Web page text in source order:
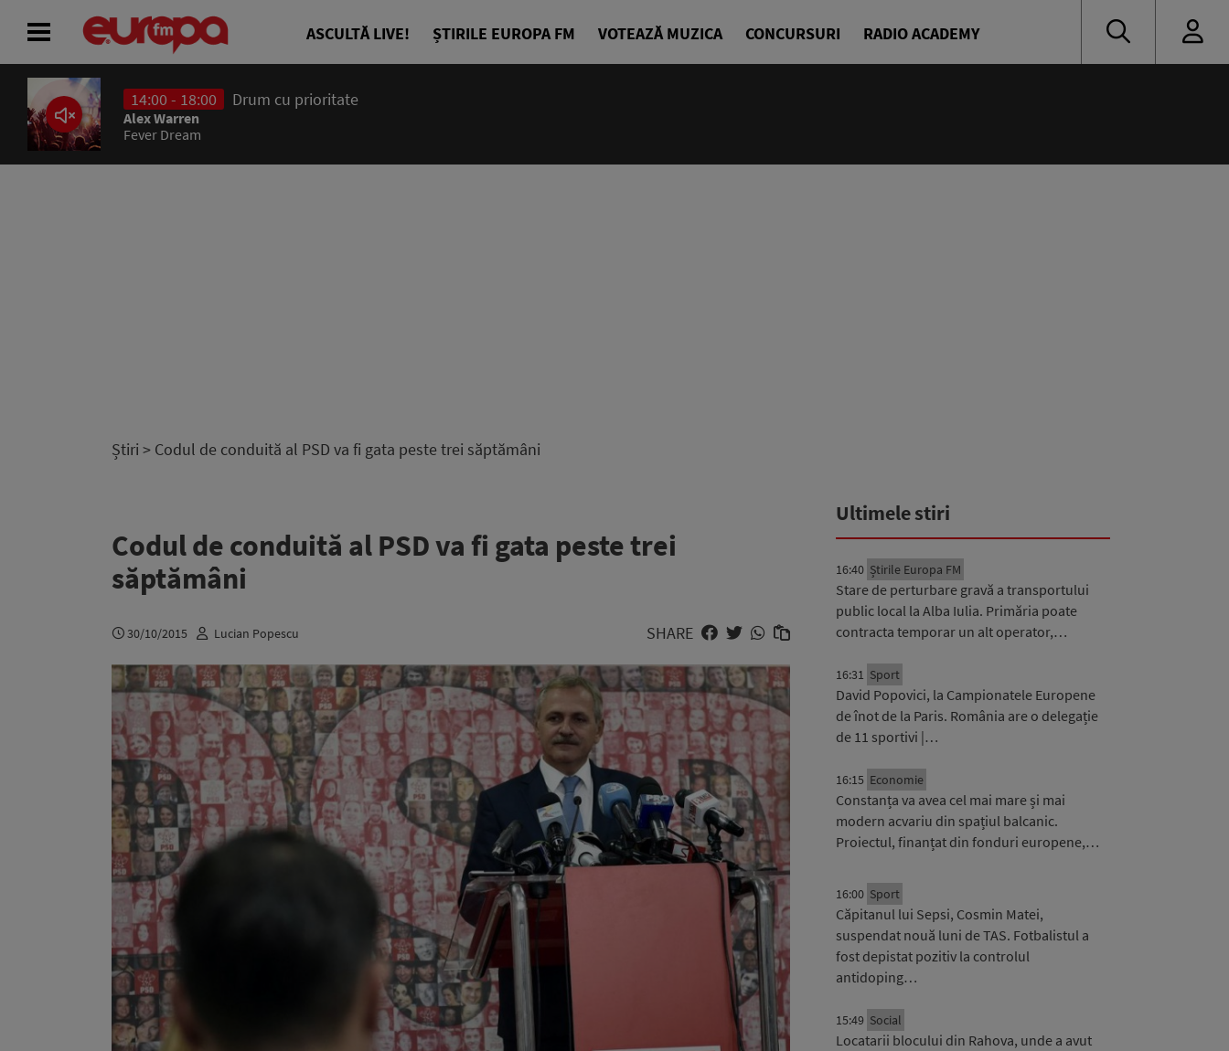
ASCULTĂ LIVE! ȘTIRILE EUROPA FM VOTEAZĂ MUZICA CONCURSURI RADIO ACADEMY
14:00 - 18:00 Drum cu prioritate
Alex Warren
Fever Dream
Știri > Codul de conduită al PSD va fi gata peste trei săptămâni
Codul de conduită al PSD va fi gata peste trei
săptămâni
30/10/2015 Lucian Popescu SHARE
Ultimele stiri
16:40 Știrile Europa FM
Stare de perturbare gravă a transportului
public local la Alba Iulia. Primăria poate
contracta temporar un alt operator,…
16:31 Sport
David Popovici, la Campionatele Europene
de înot de la Paris. România are o delegație
de 11 sportivi |…
16:15 Economie
Constanța va avea cel mai mare și mai
modern acvariu din spațiul balcanic.
Proiectul, finanțat din fonduri europene,…
16:00 Sport
Căpitanul lui Sepsi, Cosmin Matei,
suspendat nouă luni de TAS. Fotbalistul a
fost depistat pozitiv la controlul
antidoping…
15:49 Social
Locatarii blocului din Rahova, unde a avut
ACASĂ
ȘTIRI